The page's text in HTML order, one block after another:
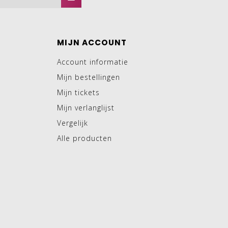
MIJN ACCOUNT
Account informatie
Mijn bestellingen
Mijn tickets
Mijn verlanglijst
Vergelijk
Alle producten